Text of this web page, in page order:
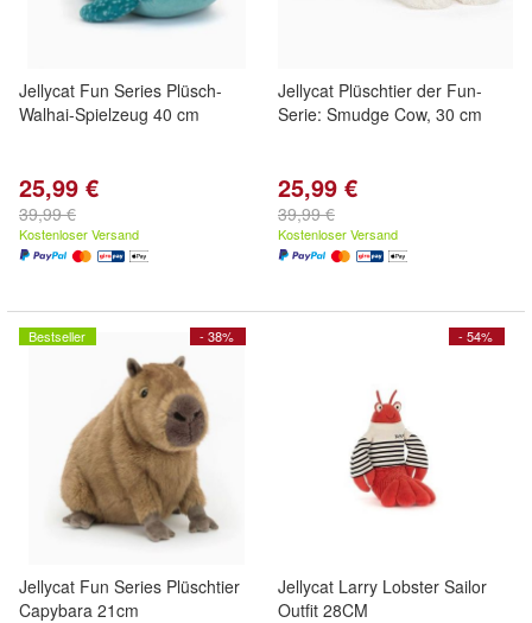
Jellycat Fun Series Plüsch-
Walhai-Spielzeug 40 cm
25,99 €
39,99 €
Kostenloser Versand
Jellycat Plüschtier der Fun-
Serie: Smudge Cow, 30 cm
25,99 €
39,99 €
Kostenloser Versand
- 38%
Bestseller
Jellycat Fun Series Plüschtier
Capybara 21cm
- 54%
Jellycat Larry Lobster Sailor
Outfit 28CM